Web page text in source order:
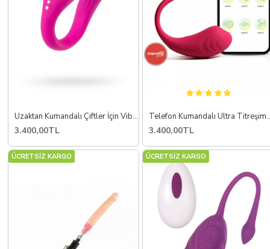
Uzaktan Kumandalı Çiftler İçin Vibratör
3.400,00TL
Telefon
3.400,00TL
ÜCRETSİZ KARGO ÜCRETSİZ KARGO